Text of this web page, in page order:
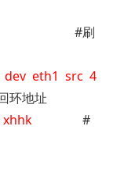
dev eth1 src 4
地址
#